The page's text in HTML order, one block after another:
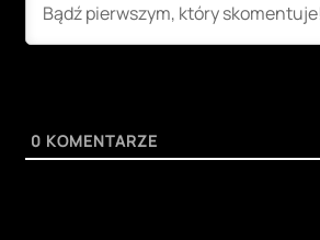
0 KOMENTARZE